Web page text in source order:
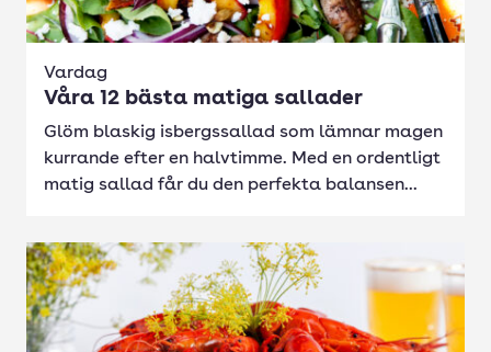
Vardag
Våra 12 bästa matiga sallader
Glöm blaskig isbergssallad som lämnar magen
kurrande efter en halvtimme. Med en ordentligt
matig sallad får du den perfekta balansen...